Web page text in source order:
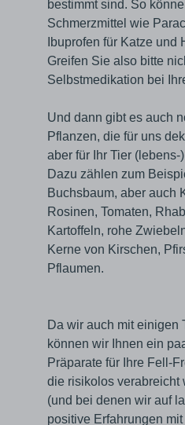
bestimmt sind. So
Schmerzmittel wie
Ibuprofen für Katze und
Greifen Sie also bitte
Selbstmedikation bei
Und dann gibt es auch
Pflanzen, die für uns
aber für Ihr Tier (lebens-
Dazu zählen zum
Buchsbaum, aber auch
Rosinen, Tomaten,
Kartoffeln, rohe
Kerne von Kirschen,
Pflaumen.
Da wir auch mit einigen
können wir Ihnen ein
Präparate für Ihre Fell-
die risikolos verabreicht
(und bei denen wir auf
positive Erfahrungen